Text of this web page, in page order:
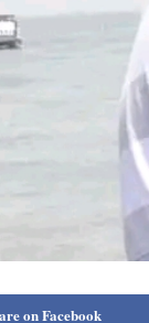
on Facebook